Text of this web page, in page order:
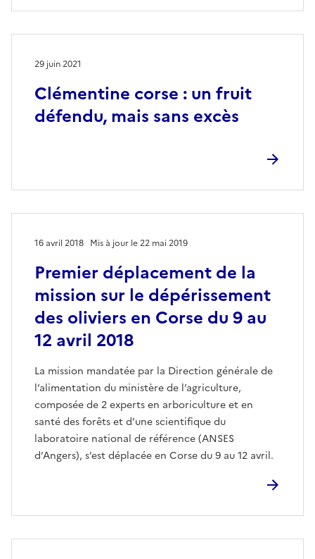
Clémentine corse : un fruit
défendu, mais sans excès
29 juin 2021
Premier déplacement de la
mission sur le dépérissement
des oliviers en Corse du 9 au
12 avril 2018
16 avril 2018 Mis à jour le 22 mai 2019
La mission mandatée par la Direction générale de
l’alimentation du ministère de l’agriculture,
composée de 2 experts en arboriculture et en
santé des forêts et d’une scientifique du
laboratoire national de référence (ANSES
d’Angers), s’est déplacée en Corse du 9 au 12 avril.